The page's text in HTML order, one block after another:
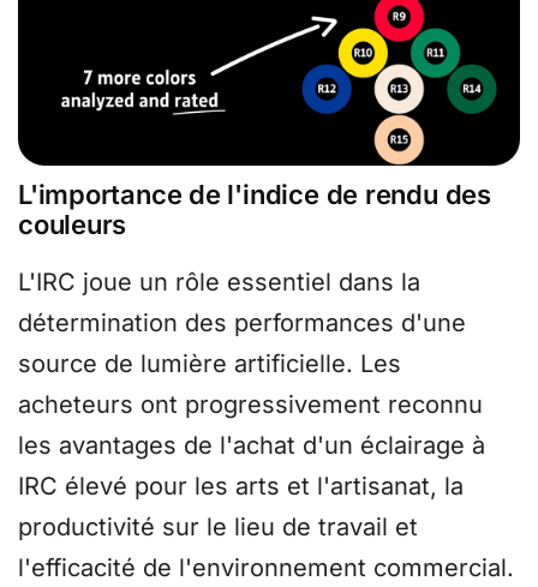
L'importance de l'indice de rendu des
couleurs
L'IRC joue un rôle essentiel dans la
détermination des performances d'une
source de lumière artificielle. Les
acheteurs ont progressivement reconnu
les avantages de l'achat d'un éclairage à
IRC élevé pour les arts et l'artisanat, la
productivité sur le lieu de travail et
l'efficacité de l'environnement commercial.